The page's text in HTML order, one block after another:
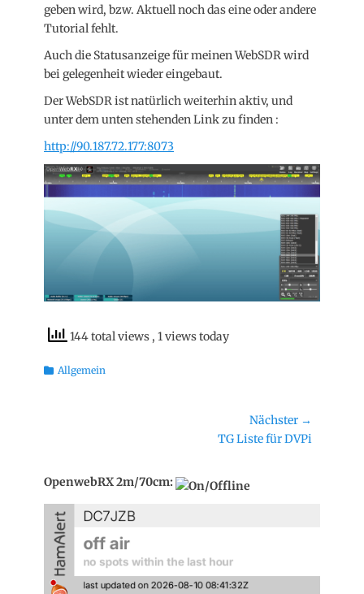
geben wird, bzw. Aktuell noch das eine oder andere
Tutorial fehlt.
Auch die Statusanzeige für meinen WebSDR wird
bei gelegenheit wieder eingebaut.
Der WebSDR ist natürlich weiterhin aktiv, und
unter dem unten stehenden Link zu finden :
http://90.187.72.177:8073
144 total views , 1 views today
Kategorien
Allgemein
Nächster →
TG Liste für DVPi
OpenwebRX 2m/70cm: